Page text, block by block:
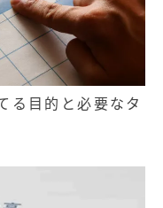
る目的と必要なタ